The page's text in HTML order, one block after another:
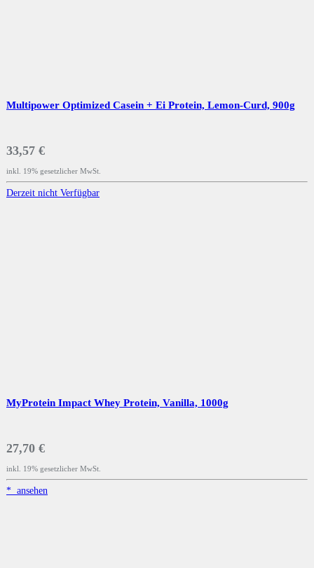
Multipower Optimized Casein + Ei Protein, Lemon-Curd, 900g
33,57 €
inkl. 19% gesetzlicher MwSt.
Derzeit nicht Verfügbar
MyProtein Impact Whey Protein, Vanilla, 1000g
27,70 €
inkl. 19% gesetzlicher MwSt.
* ansehen